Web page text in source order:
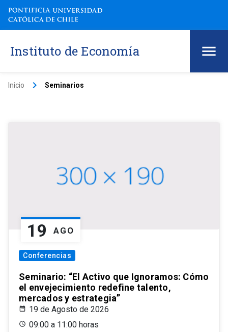
Instituto de Economía
Inicio keyboard_arrow_right Seminarios
19 AGO
Conferencias
Seminario: “El Activo que Ignoramos: Cómo
el envejecimiento redefine talento,
mercados y estrategia”
19 de Agosto de 2026
09:00 a 11:00 horas